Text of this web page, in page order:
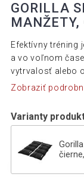
GORILLA
Efektívny tréning
a vo voľnom
vytrvalosť alebo
Zobraziť
Varianty